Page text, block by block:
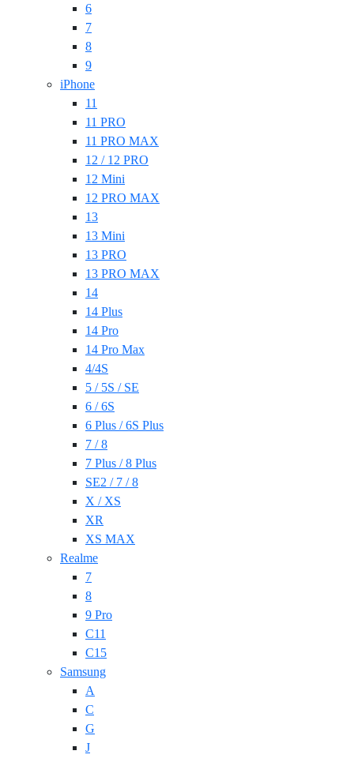
6
7
8
9
iPhone
11
11 PRO
11 PRO MAX
12 / 12 PRO
12 Mini
12 PRO MAX
13
13 Mini
13 PRO
13 PRO MAX
14
14 Plus
14 Pro
14 Pro Max
4/4S
5 / 5S / SE
6 / 6S
6 Plus / 6S Plus
7 / 8
7 Plus / 8 Plus
SE2 / 7 / 8
X / XS
XR
XS MAX
Realme
7
8
9 Pro
C11
C15
Samsung
A
C
G
J